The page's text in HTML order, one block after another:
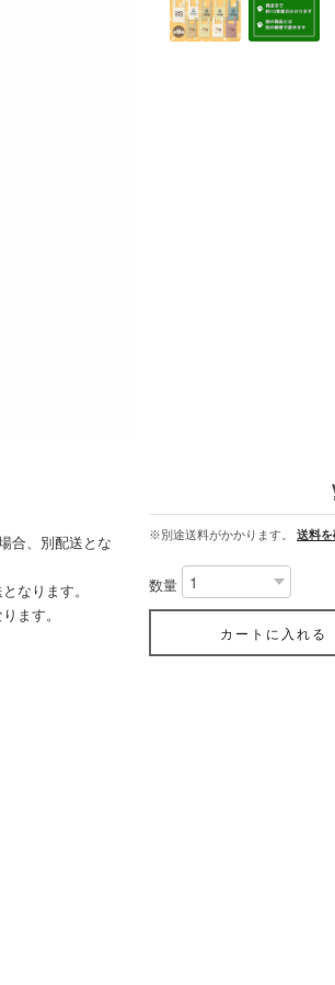
合、別配送とな
なります。
ます。
※別途送料がかかります。 送料を
数量
カートに入れる